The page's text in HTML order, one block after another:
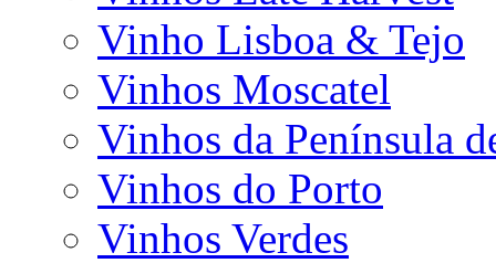
Vinho Lisboa & Tejo
Vinhos Moscatel
Vinhos da Península
Vinhos do Porto
Vinhos Verdes